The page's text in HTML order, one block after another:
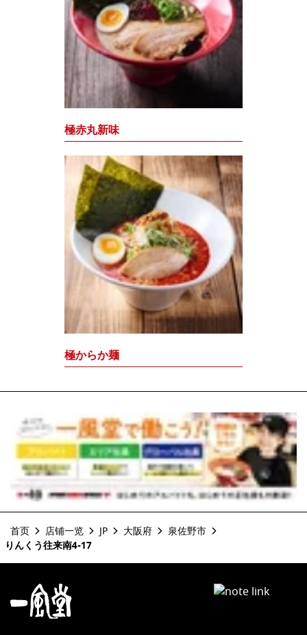
極赤丸新味
極からか麺
首页 店铺一览 JP 大阪府
泉佐野市
りんくう往来南4-17